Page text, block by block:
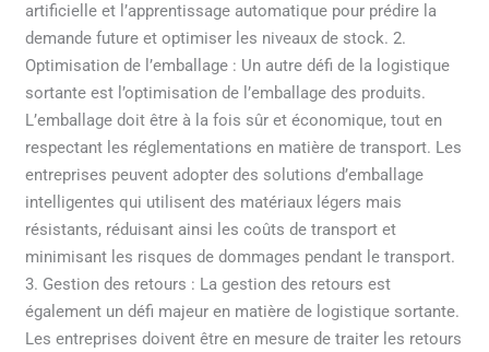
artificielle et l’apprentissage automatique pour prédire la
demande future et optimiser les niveaux de stock. 2.
Optimisation de l’emballage : Un autre défi de la logistique
sortante est l’optimisation de l’emballage des produits.
L’emballage doit être à la fois sûr et économique, tout en
respectant les réglementations en matière de transport. Les
entreprises peuvent adopter des solutions d’emballage
intelligentes qui utilisent des matériaux légers mais
résistants, réduisant ainsi les coûts de transport et
minimisant les risques de dommages pendant le transport.
3. Gestion des retours : La gestion des retours est
également un défi majeur en matière de logistique sortante.
Les entreprises doivent être en mesure de traiter les retours